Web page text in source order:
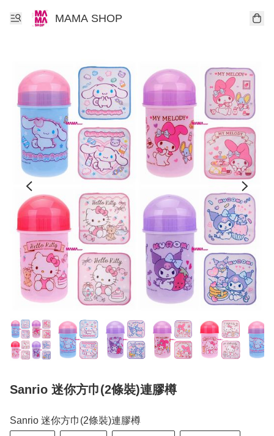
MAMA SHOP
Sanrio 迷你方巾(2條裝)連膠樽
Sanrio 迷你方巾(2條裝)連膠樽